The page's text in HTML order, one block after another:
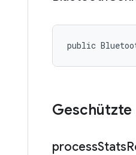
public
processStats